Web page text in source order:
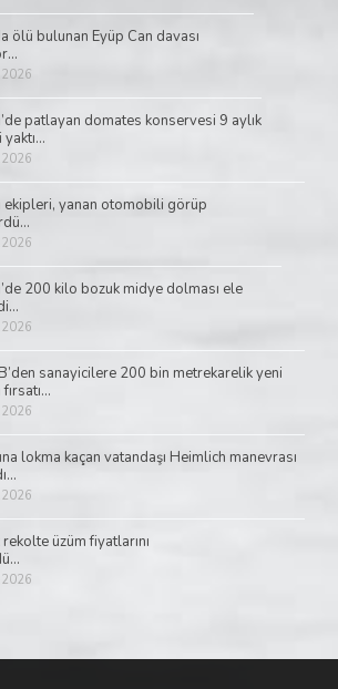
ölü bulunan Eyüp Can davası
patlayan domates konservesi 9 aylık
ekipleri, yanan otomobili görüp
200 kilo bozuk midye dolması ele
sanayicilere 200 bin metrekarelik yeni
lokma kaçan vatandaşı Heimlich manevrası
rekolte üzüm fiyatlarını